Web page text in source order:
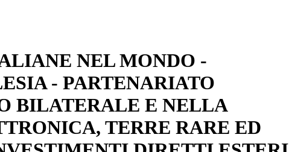
NEL MONDO -
- PARTENARIATO
BILATERALE E NELLA
TERRE RARE ED